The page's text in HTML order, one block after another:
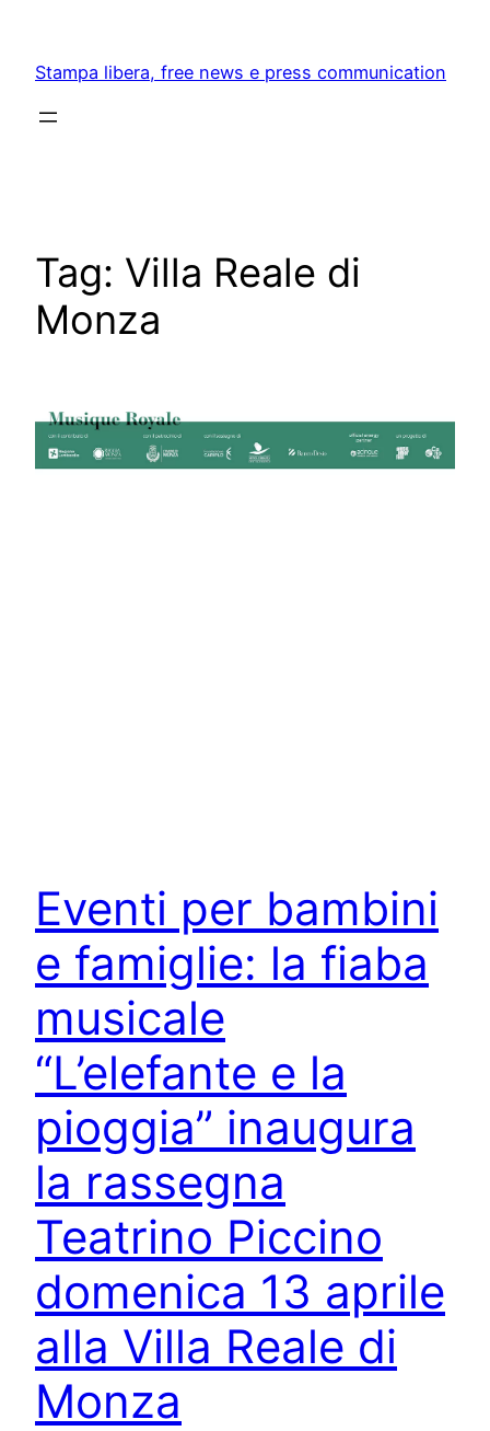
content
Stampa libera, free news e press communication
Tag: Villa Reale di
Monza
Eventi per bambini
e famiglie: la fiaba
musicale
“L’elefante e la
pioggia” inaugura
la rassegna
Teatrino Piccino
domenica 13 aprile
alla Villa Reale di
Monza